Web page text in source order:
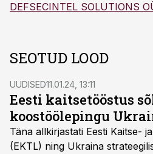
DEFSECINTEL SOLUTIONS
SEOTUD LOOD
UUDISED11.01.24, 13:11
Eesti kaitsetööstus
koostöölepingu
Täna allkirjastati Eesti Kaitse-
(EKTL) ning Ukraina